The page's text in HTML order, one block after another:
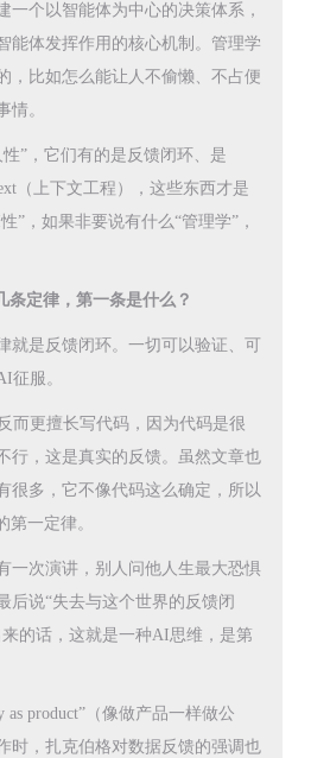
一个以智能体为中心的决策体系，
能体发挥作用的核心机制。管理学
，比如怎么能让人不偷懒、不占便
情。
”，它们有的是反馈闭环、是
（上下文工程），这些东西才是
”，如果非要说有什么“管理学”，
条定律，第一条是什么？
就是反馈闭环。一切可以验证、可
征服。
而更擅长写代码，因为代码是很
行，这是真实的反馈。虽然文章也
很多，它不像代码这么确定，所以
第一定律。
一次演讲，别人问他人生最大恐惧
后说“失去与这个世界的反馈闭
的话，这就是一种AI思维，是第
as product”（像做产品一样做公
时，扎克伯格对数据反馈的强调也